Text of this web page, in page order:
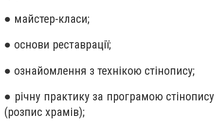
● майстер-класи;
● основи реставрації;
● ознайомлення з технікою стінопису;
● річну практику за програмою стінопису
(розпис храмів);